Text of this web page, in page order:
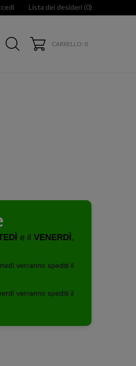
Lista dei desideri (0)
CARRELLO: 0
e il VENERDÌ,
verranno spediti il
verranno spediti il